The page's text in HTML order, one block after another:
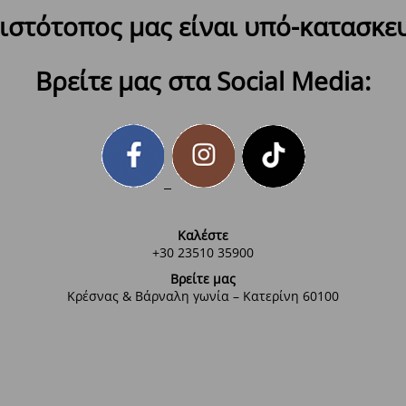
μας είναι υπό-
Βρείτε μας στα Social Media:
Καλέστε
+30 23510 35900
Βρείτε μας
Κρέσνας & Βάρναλη γωνία – Κατερίνη 60100